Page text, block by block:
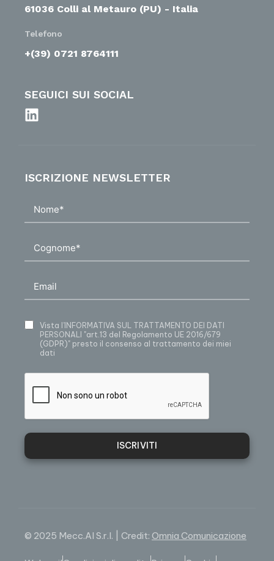
61036 Colli al Metauro (PU) - Italia
Telefono
+(39) 0721 8764111
SEGUICI SUI SOCIAL
ISCRIZIONE NEWSLETTER
Vista l’INFORMATIVA SUL TRATTAMENTO DEI DATI
PERSONALI "art.13 del Regolamento UE 2016/679
(GDPR)" presto il consenso al trattamento dei miei
dati
ISCRIVITI
© 2025 Mecc.Al S.r.l. | Credit: Omnia Comunicazione